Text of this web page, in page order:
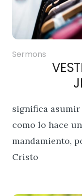
Sermons
significa
como lo hace
mandamiento,
Cristo